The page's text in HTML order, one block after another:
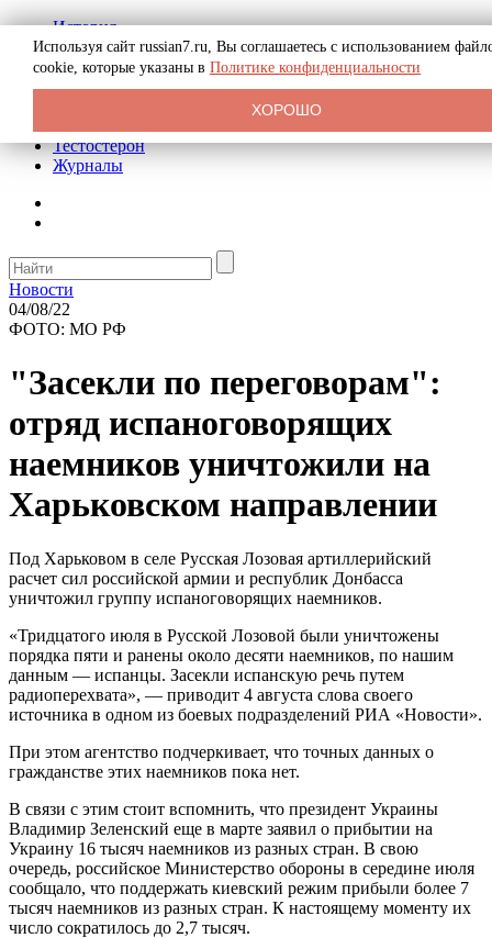
История
Биография
Криминал
Реклама на сайте
Тестостерон
Журналы
Новости
04/08/22
ФОТО: МО РФ
"Засекли по переговорам":
отряд испаноговорящих
наемников уничтожили на
Харьковском направлении
Под Харьковом в селе Русская Лозовая артиллерийский
расчет сил российской армии и республик Донбасса
уничтожил группу испаноговорящих наемников.
«Тридцатого июля в Русской Лозовой были уничтожены
порядка пяти и ранены около десяти наемников, по нашим
данным — испанцы. Засекли испанскую речь путем
радиоперехвата», — приводит 4 августа слова своего
источника в одном из боевых подразделений РИА «Новости».
При этом агентство подчеркивает, что точных данных о
гражданстве этих наемников пока нет.
В связи с этим стоит вспомнить, что президент Украины
Владимир Зеленский еще в марте заявил о прибытии на
Украину 16 тысяч наемников из разных стран. В свою
очередь, российское Министерство обороны в середине июля
сообщало, что поддержать киевский режим прибыли более 7
тысяч наемников из разных стран. К настоящему моменту их
число сократилось до 2,7 тысяч.
Используя сайт russian7.ru, Вы соглашаетесь с использованием
cookie, которые указаны в Политике конфиденциальности
ХОРОШО